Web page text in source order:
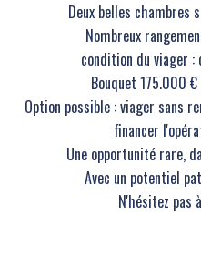
Deux belles chambres
Nombreux
condition du viager :
Bouquet 175.000
Option possible : viager sans
financer
Une opportunité rare,
Avec un potentiel
N'hésitez pas